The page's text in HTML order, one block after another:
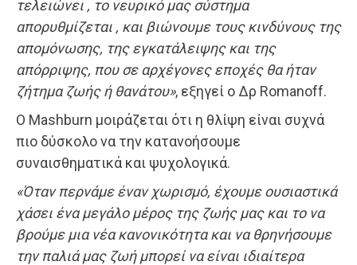
τελειώνει , το νευρικό μας σύστημα
απορυθμίζεται , και βιώνουμε τους κινδύνους της
απομόνωσης, της εγκατάλειψης και της
απόρριψης, που σε αρχέγονες εποχές θα ήταν
ζήτημα ζωής ή θανάτου», εξηγεί ο Δρ Romanoff.
Ο Mashburn μοιράζεται ότι η θλίψη είναι συχνά
πιο δύσκολο να την κατανοήσουμε
συναισθηματικά και ψυχολογικά.
«Όταν περνάμε έναν χωρισμό, έχουμε ουσιαστικά
χάσει ένα μεγάλο μέρος της ζωής μας και το να
βρούμε μια νέα κανονικότητα και να θρηνήσουμε
την παλιά μας ζωή μπορεί να είναι ιδιαίτερα